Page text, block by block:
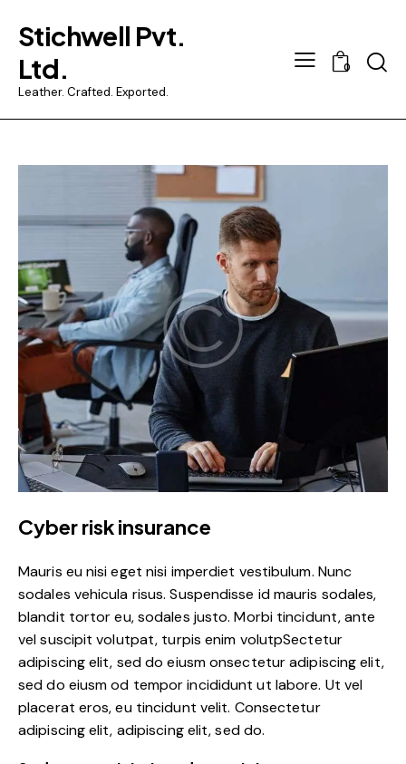
Stichwell Pvt.
Ltd.
Leather. Crafted. Exported.
0
Cyber risk insurance
Mauris eu nisi eget nisi imperdiet vestibulum. Nunc
sodales vehicula risus. Suspendisse id mauris sodales,
blandit tortor eu, sodales justo. Morbi tincidunt, ante
vel suscipit volutpat, turpis enim volutpSectetur
adipiscing elit, sed do eiusm onsectetur adipiscing elit,
sed do eiusm od tempor incididunt ut labore. Ut vel
placerat eros, eu tincidunt velit. Consectetur
adipiscing elit, adipiscing elit, sed do.